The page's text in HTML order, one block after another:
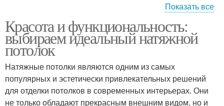
Потолки в гостиной и Освещение на потолке
Потолок с орнаментом Потолок с подсветкой
Показать все
Красота и функциональность:
выбираем идеальный натяжной
потолок
Натяжные потолки являются одним из самых
популярных и эстетически привлекательных решений
для отделки потолков в современных интерьерах. Они
не только обладают прекрасным внешним видом, но и